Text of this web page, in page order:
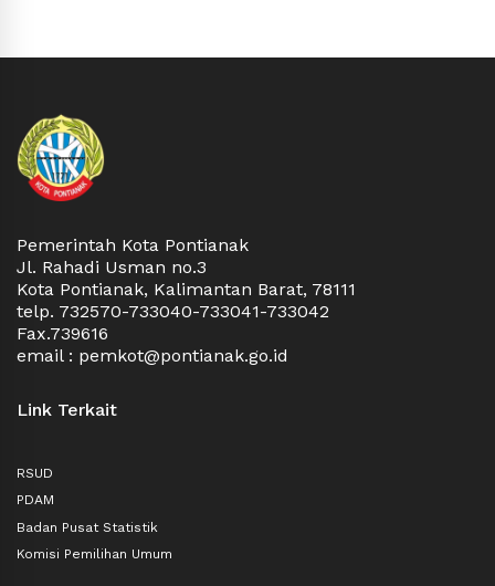
Pemerintah Kota Pontianak
Jl. Rahadi Usman no.3
Kota Pontianak, Kalimantan Barat, 78111
telp. 732570-733040-733041-733042
Fax.739616
email : pemkot@pontianak.go.id
Link Terkait
RSUD
PDAM
Badan Pusat Statistik
Komisi Pemilihan Umum